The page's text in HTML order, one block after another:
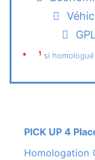
* 1 si
PICK UP 4
Homologation Gratuite en 3 , 5 ou 6 Places sur